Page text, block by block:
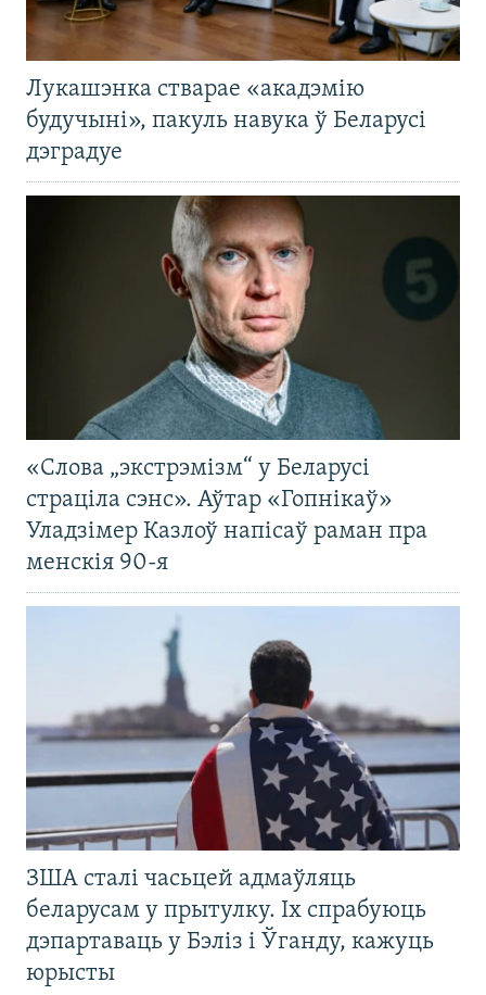
Лукашэнка стварае «акадэмію
будучыні», пакуль навука ў Беларусі
дэградуе
«Слова „экстрэмізм“ у Беларусі
страціла сэнс». Аўтар «Гопнікаў»
Уладзімер Казлоў напісаў раман пра
менскія 90-я
ЗША сталі часьцей адмаўляць
беларусам у прытулку. Іх спрабуюць
дэпартаваць у Бэліз і Ўганду, кажуць
юрысты